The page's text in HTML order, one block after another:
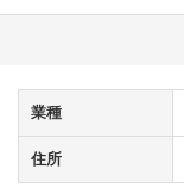
業種
住所